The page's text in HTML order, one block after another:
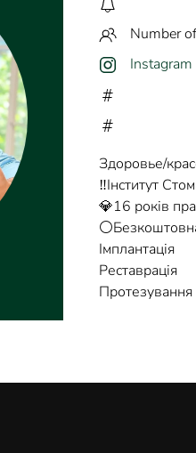
Number
Instagram
Здоровье/
‼️Інститут
💎16 років
Імплантація
Реставрація
Протезування